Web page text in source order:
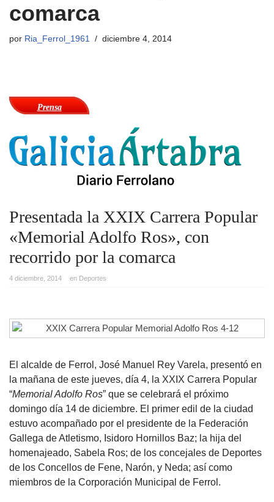
comarca
por Ria_Ferrol_1961 diciembre 4, 2014
Prensa
Presentada la XXIX Carrera Popular
«Memorial Adolfo Ros», con
recorrido por la comarca
4 diciembre, 2014 en Deportes
El alcalde de Ferrol, José Manuel Rey Varela, presentó en
la mañana de este jueves, día 4, la XXIX Carrera Popular
“Memorial Adolfo Ros” que se celebrará el próximo
domingo día 14 de diciembre. El primer edil de la ciudad
estuvo acompañado por el presidente de la Federación
Gallega de Atletismo, Isidoro Hornillos Baz; la hija del
homenajeado, Sabela Ros; de los concejales de Deportes
de los Concellos de Fene, Narón, y Neda; así como
miembros de la Corporación Municipal de Ferrol.